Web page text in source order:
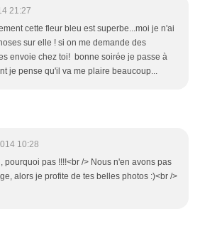
21:27
cette fleur bleu est superbe...moi je n'ai
sur elle ! si on me demande des
envoie chez toi! bonne soirée je passe à
je pense qu'il va me plaire beaucoup...
10:28
pourquoi pas !!!!<br /> Nous n'en avons pas
alors je profite de tes belles photos :)<br />